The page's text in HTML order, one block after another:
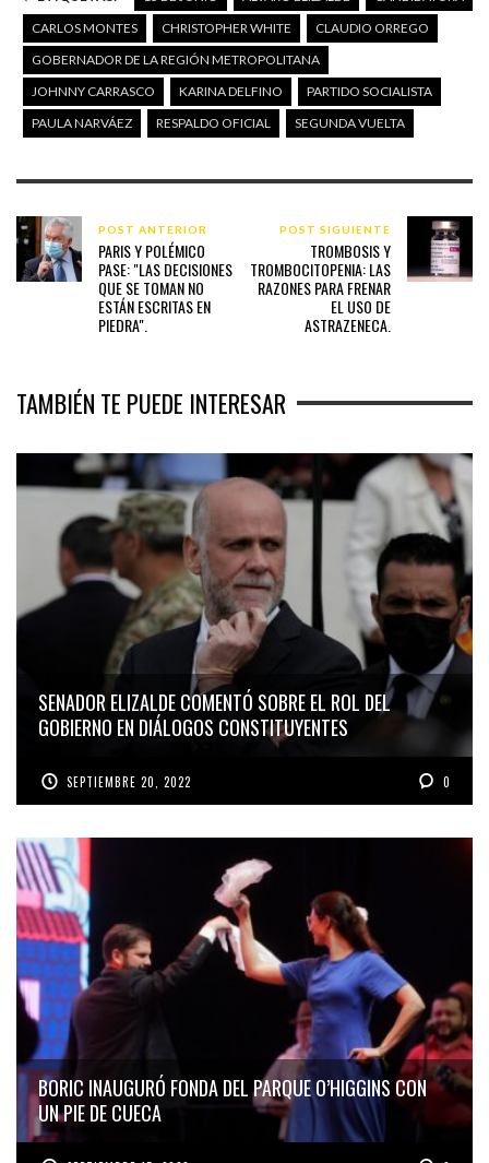
CARLOS MONTES
CHRISTOPHER WHITE
CLAUDIO ORREGO
GOBERNADOR DE LA REGIÓN METROPOLITANA
JOHNNY CARRASCO
KARINA DELFINO
PARTIDO SOCIALISTA
PAULA NARVÁEZ
RESPALDO OFICIAL SEGUNDA VUELTA
POST ANTERIOR
PARIS Y POLÉMICO
PASE: "LAS DECISIONES
QUE SE TOMAN NO
ESTÁN ESCRITAS EN
PIEDRA".
POST SIGUIENTE
TROMBOSIS Y
TROMBOCITOPENIA: LAS
RAZONES PARA FRENAR
EL USO DE
ASTRAZENECA.
TAMBIÉN TE PUEDE INTERESAR
SENADOR ELIZALDE COMENTÓ SOBRE EL ROL DEL
GOBIERNO EN DIÁLOGOS CONSTITUYENTES
SEPTIEMBRE 20, 2022 0
BORIC INAUGURÓ FONDA DEL PARQUE O’HIGGINS CON
UN PIE DE CUECA